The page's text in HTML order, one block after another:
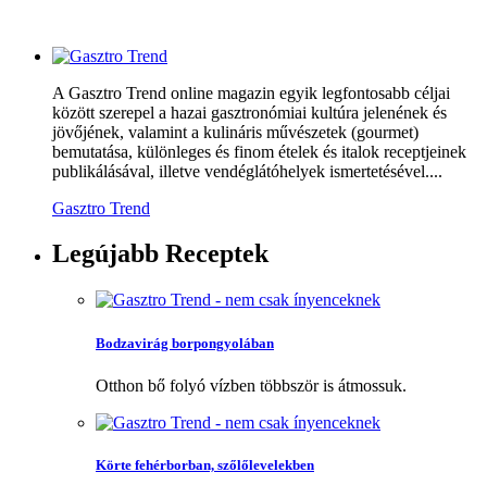
A Gasztro Trend online magazin egyik legfontosabb céljai
között szerepel a hazai gasztronómiai kultúra jelenének és
jövőjének, valamint a kulináris művészetek (gourmet)
bemutatása, különleges és finom ételek és italok receptjeinek
publikálásával, illetve vendéglátóhelyek ismertetésével....
Gasztro Trend
Legújabb Receptek
Bodzavirág borpongyolában
Otthon bő folyó vízben többször is átmossuk.
Körte fehérborban, szőlőlevelekben